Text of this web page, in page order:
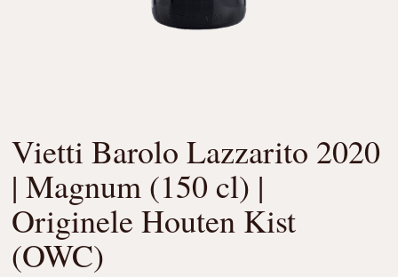
Vietti Barolo Lazzarito 2020
| Magnum (150 cl) |
Originele Houten Kist
(OWC)